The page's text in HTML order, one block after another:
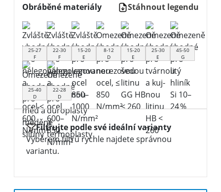
Obráběné materiály Stáhnout legendu
25-27
F
22-30
F
15-20
E
8-12
D
15-20
E
25-30
E
45-50
G
25-40
D
22-28
D
Filtrujte podle své ideální varianty
Výběrem filtrů rychle najdete správnou
variantu.